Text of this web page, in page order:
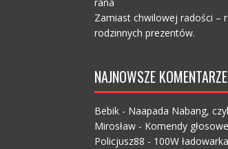
Zamiast chwilowej radości –
rodzinnych prezentów.
NAJNOWSZE KOMENTARZE
Bebik- Naapada Nabang,
Mirosław- Komendy
Policjusz88 - 100W